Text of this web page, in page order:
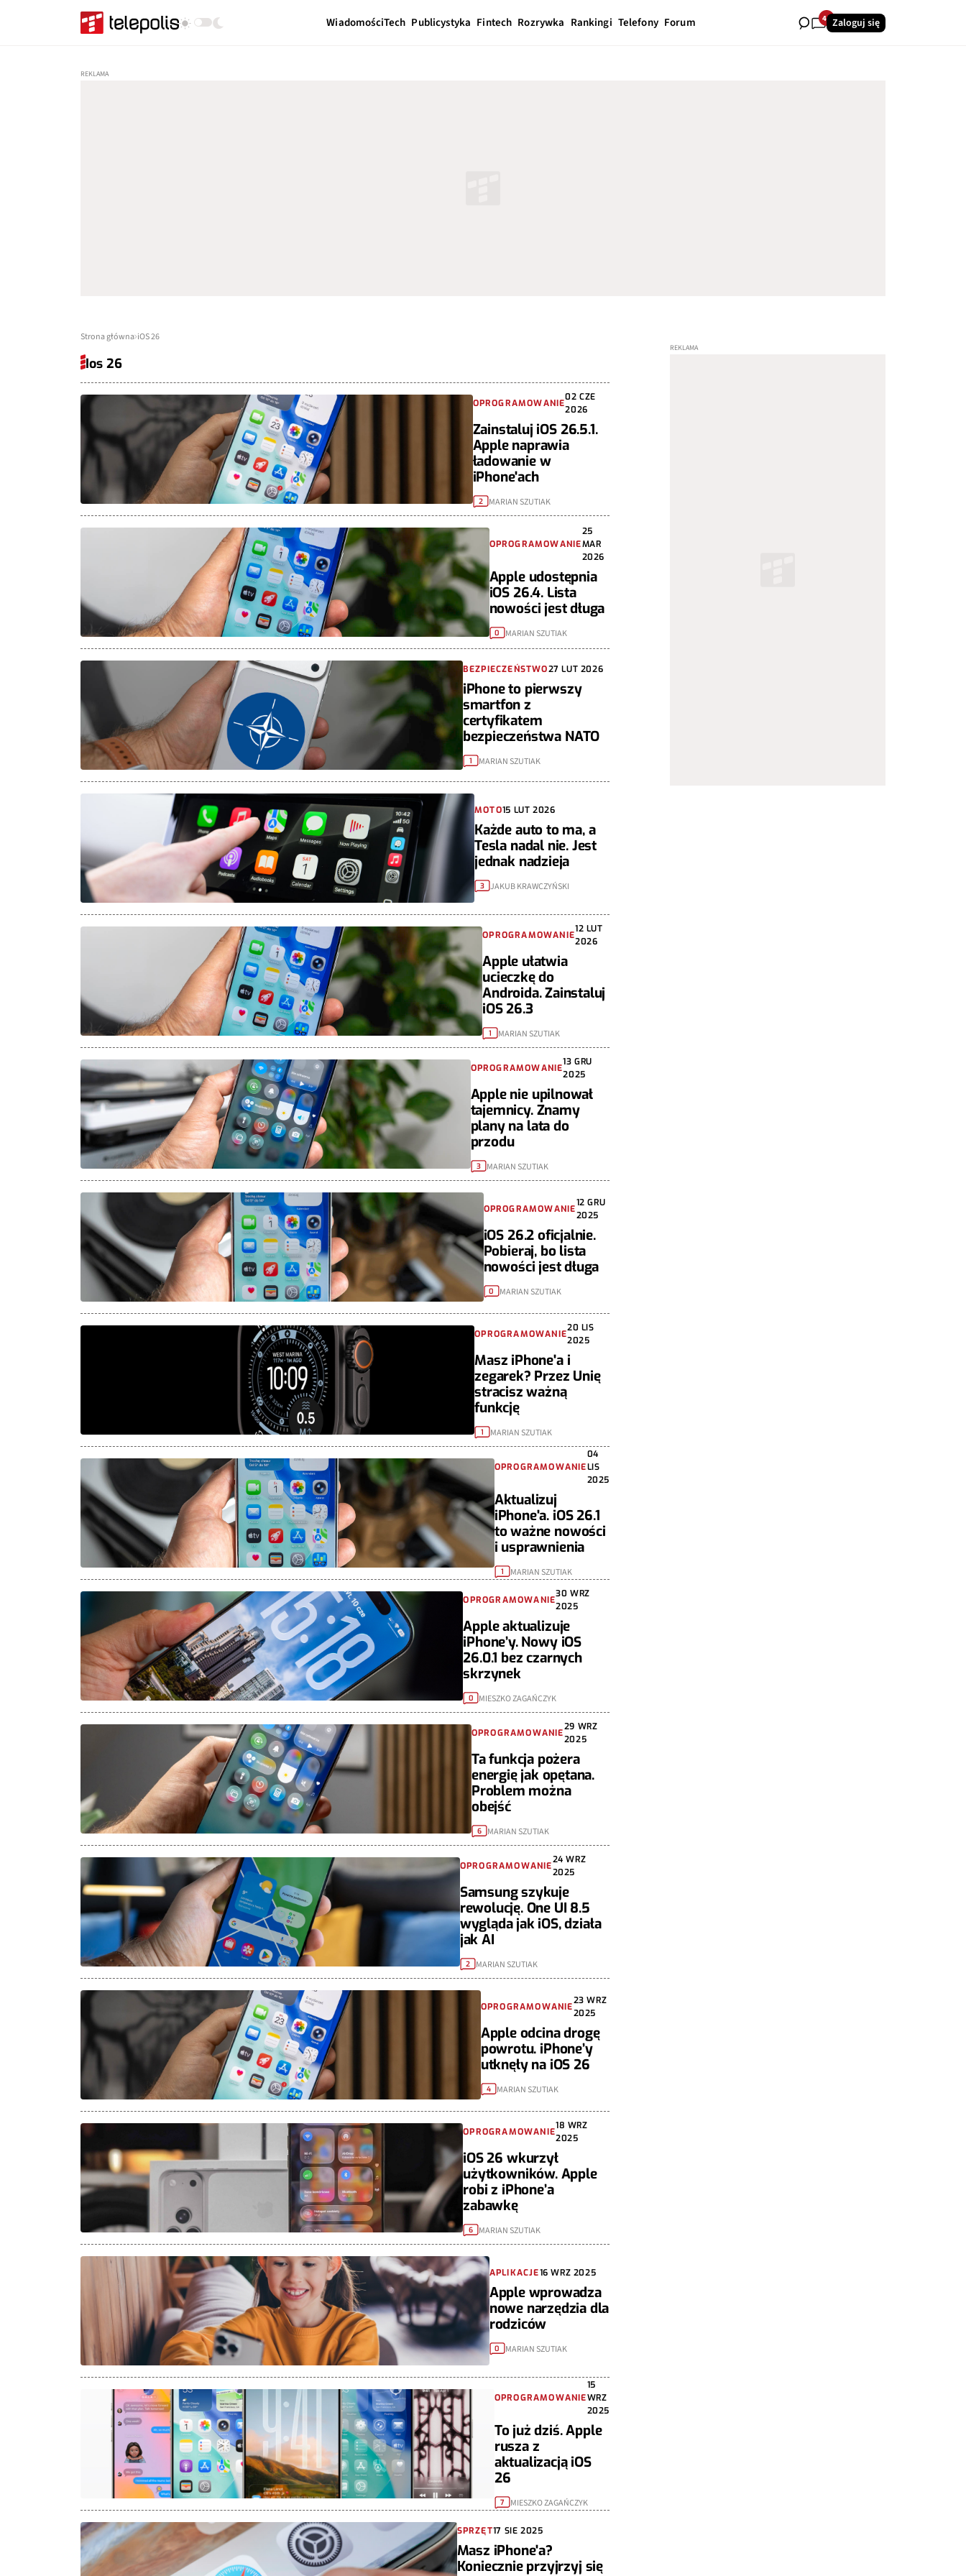
WiadomościTech Publicystyka Fintech Rozrywka Rankingi Telefony Forum 44Zaloguj się
Strona główna iOS 26
Ios 26
OPROGRAMOWANIE
02 CZE
2026
Zainstaluj iOS 26.5.1.
Apple naprawia
ładowanie w
iPhone'ach
2 MARIAN SZUTIAK
OPROGRAMOWANIE
25
MAR
2026
Apple udostępnia
iOS 26.4. Lista
nowości jest długa
0 MARIAN SZUTIAK
BEZPIECZEŃSTWO27 LUT 2026
iPhone to pierwszy
smartfon z
certyfikatem
bezpieczeństwa NATO
1 MARIAN SZUTIAK
MOTO15 LUT 2026
Każde auto to ma, a
Tesla nadal nie. Jest
jednak nadzieja
3 JAKUB KRAWCZYŃSKI
OPROGRAMOWANIE
12 LUT
2026
Apple ułatwia
ucieczkę do
Androida. Zainstaluj
iOS 26.3
1 MARIAN SZUTIAK
OPROGRAMOWANIE
13 GRU
2025
Apple nie upilnował
tajemnicy. Znamy
plany na lata do
przodu
3 MARIAN SZUTIAK
OPROGRAMOWANIE
12 GRU
2025
iOS 26.2 oficjalnie.
Pobieraj, bo lista
nowości jest długa
0 MARIAN SZUTIAK
OPROGRAMOWANIE
20 LIS
2025
Masz iPhone'a i
zegarek? Przez Unię
stracisz ważną
funkcję
1 MARIAN SZUTIAK
OPROGRAMOWANIE
04
LIS
2025
Aktualizuj
iPhone'a. iOS 26.1
to ważne nowości
i usprawnienia
1 MARIAN SZUTIAK
OPROGRAMOWANIE
30 WRZ
2025
Apple aktualizuje
iPhone’y. Nowy iOS
26.0.1 bez czarnych
skrzynek
0 MIESZKO ZAGAŃCZYK
OPROGRAMOWANIE
29 WRZ
2025
Ta funkcja pożera
energię jak opętana.
Problem można
obejść
6 MARIAN SZUTIAK
OPROGRAMOWANIE
24 WRZ
2025
Samsung szykuje
rewolucję. One UI 8.5
wygląda jak iOS, działa
jak AI
2 MARIAN SZUTIAK
OPROGRAMOWANIE
23 WRZ
2025
Apple odcina drogę
powrotu. iPhone’y
utknęły na iOS 26
4 MARIAN SZUTIAK
OPROGRAMOWANIE
18 WRZ
2025
iOS 26 wkurzył
użytkowników. Apple
robi z iPhone’a
zabawkę
6 MARIAN SZUTIAK
APLIKACJE16 WRZ 2025
Apple wprowadza
nowe narzędzia dla
rodziców
0 MARIAN SZUTIAK
OPROGRAMOWANIE
15
WRZ
2025
To już dziś. Apple
rusza z
aktualizacją iOS
26
7 MIESZKO ZAGAŃCZYK
SPRZĘT17 SIE 2025
Masz iPhone'a?
Koniecznie przyjrzyj się